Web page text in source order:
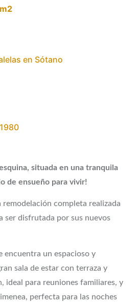
m2
en Sótano
1980
situada en una tranquila
de ensueño para vivir!
completa realizada
ser disfrutada por sus nuevos
encuentra un espacioso y
sala de estar con terraza y
ideal para reuniones familiares, y
perfecta para las noches